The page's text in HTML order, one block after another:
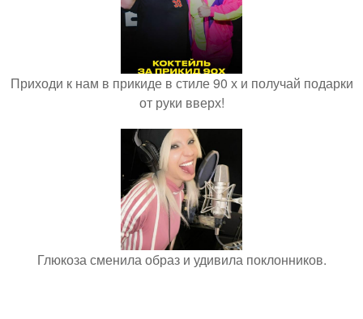
Приходи к нам в прикиде в стиле 90 х и получай подарки
от руки вверх!
Глюкоза сменила образ и удивила поклонников.